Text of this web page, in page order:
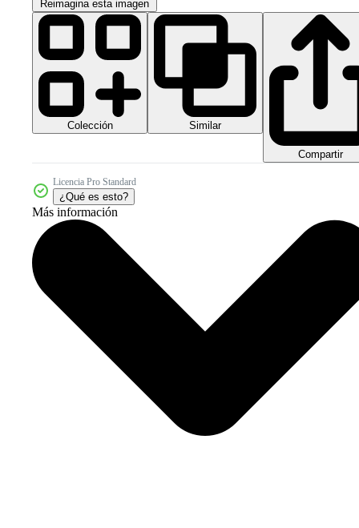
Reimagina esta imagen
Colección Similar
Compartir
Licencia Pro Standard
¿Qué es esto?
Más información